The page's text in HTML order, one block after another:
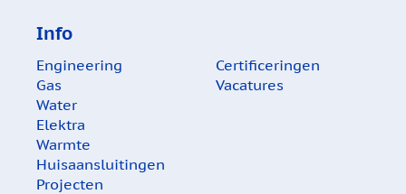
Info
Engineering
Gas
Water
Elektra
Warmte
Huisaansluitingen
Projecten
Certificeringen
Vacatures